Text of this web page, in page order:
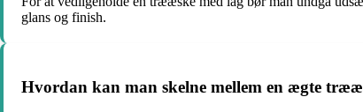
glans og finish.
Hvordan kan man skelne mellem en ægte